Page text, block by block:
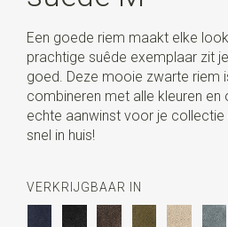
Een goede riem maakt elke
prachtige suêde exemplaar zit
goed. Deze mooie zwarte riem
combineren met alle kleuren en
echte aanwinst voor je collectie
snel in huis!
VERKRIJGBAAR IN